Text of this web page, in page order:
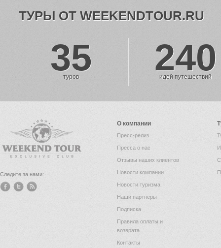
ТУРЫ ОТ WEEKENDTOUR.RU
35
туров 240
идей путешествий
Следите за нами:
О компании
Пресс-релиз
Пресса о нас
Отзывы наших клиентов
Новости компании
Новости туризма
Наши партнеры
Подписка
Правила оплаты и
возврата
Контакты